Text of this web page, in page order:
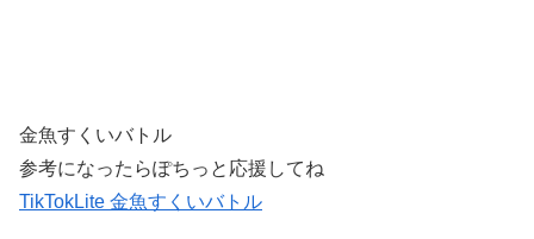
金魚すくいバトル
参考になったらぽちっと応援してね
TikTokLite 金魚すくいバトル